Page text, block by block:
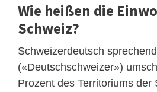
Wie heißen die
Schweiz?
Schweizerdeutsch
(«Deutschschweizer»)
Prozent des Territoriums der